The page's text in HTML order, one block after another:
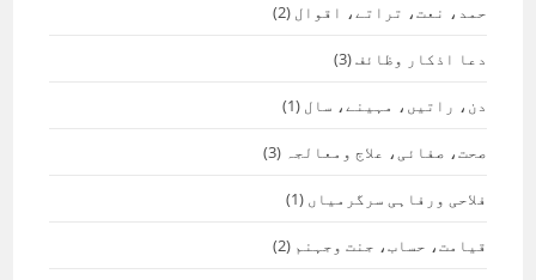
حمد، نعت، تراتے، اقوال (2)
دعا اذکار وظائف(3)
دن، راتیں، مہینے، سال (1)
صحت، صفائی، علاج ومعالجہ (3)
فلاحی ورفاہی سرگرمیاں (1)
قیامت، حساب، جنت وجہنم (2)